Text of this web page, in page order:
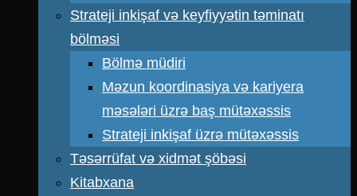
Strateji inkişaf və keyfiyyətin təminatı
bölməsi
Bölmə müdiri
Məzun koordinasiya və kariyera
məsələri üzrə baş mütəxəssis
Strateji inkişaf üzrə mütəxəssis
Təsərrüfat və xidmət şöbəsi
Kitabxana